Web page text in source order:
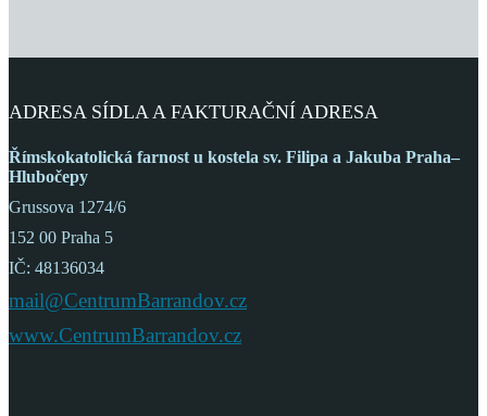
ADRESA SÍDLA A FAKTURAČNÍ ADRESA
Římskokatolická farnost u kostela sv. Filipa a Jakuba Praha–
Hlubočepy
Grussova 1274/6
152 00 Praha 5
IČ: 48136034
mail@CentrumBarrandov.cz
www.CentrumBarrandov.cz